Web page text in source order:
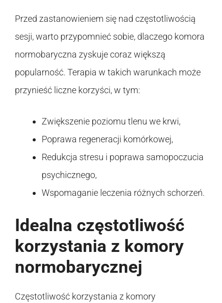
Przed zastanowieniem się nad częstotliwością
sesji, warto przypomnieć sobie, dlaczego komora
normobaryczna zyskuje coraz większą
popularność. Terapia w takich warunkach może
przynieść liczne korzyści, w tym:
Zwiększenie poziomu tlenu we krwi,
Poprawa regeneracji komórkowej,
Redukcja stresu i poprawa samopoczucia
psychicznego,
Wspomaganie leczenia różnych schorzeń.
Idealna częstotliwość
korzystania z komory
normobarycznej
Częstotliwość korzystania z komory